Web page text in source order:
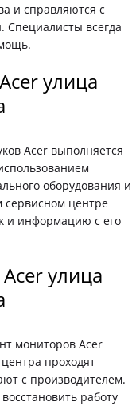
и справляются с
Специалисты всегда
улица
Acer выполняется
оборудования и
сервисном центре
и информацию с его
улица
мониторов Acer
проходят
с производителем.
работу